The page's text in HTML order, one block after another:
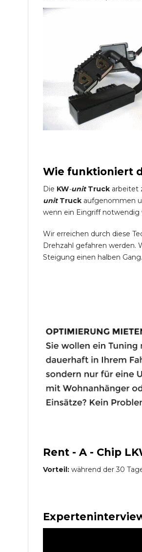
Wie funktioniert
Die KW-unit Truck arbeitet
unit Truck aufgenommen
wenn ein Eingriff notwendig
Wir erreichen durch diese
Drehzahl gefahren werden.
Steigung einen halben
Rent - A - Chip
Vorteil: während der 30